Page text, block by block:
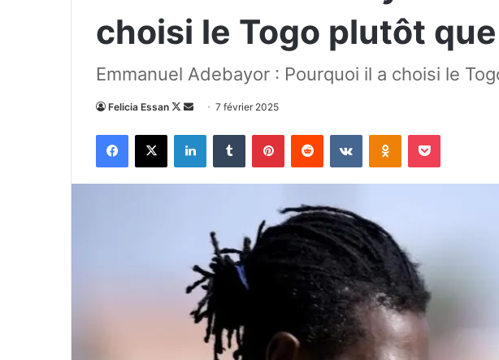
choisi le Togo plutôt
Emmanuel Adebayor : Pourquoi il a choisi le
Felicia Essan
Follow
X
Envoyer7 février 2025
Facebook
X LinkedinTumblr PinterestReddit VKontakteOdnoklassniki
Pocket